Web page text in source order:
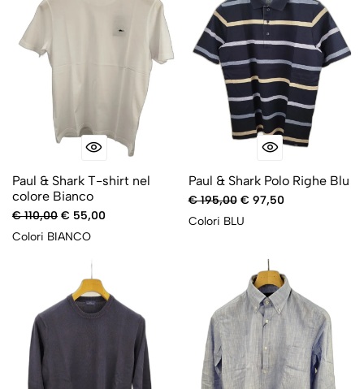
Paul & Shark T-shirt nel
colore Bianco
€ 110,00 € 55,00
Colori BIANCO
Paul & Shark Polo Righe Blu
€ 195,00€ 97,50
Colori BLU